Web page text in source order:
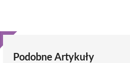
Podobne Artykuły